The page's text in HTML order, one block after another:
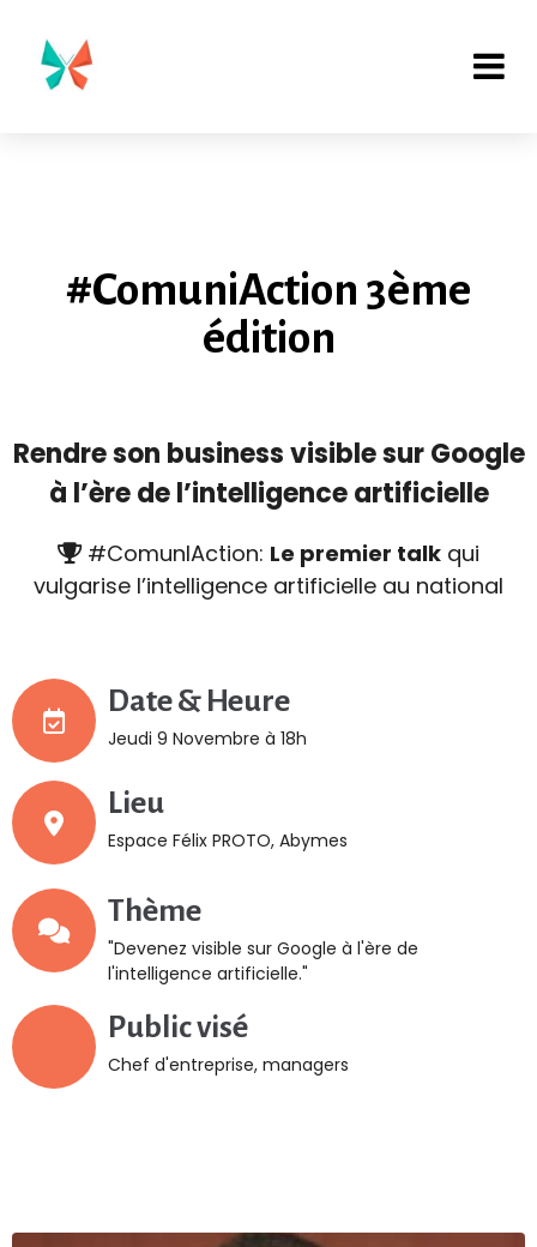
#ComuniAction 3ème
édition
Rendre son business visible sur Google
à l’ère de l’intelligence artificielle
#ComunIAction: Le premier talk qui
vulgarise l’intelligence artificielle au national
Date & Heure
Jeudi 9 Novembre à 18h
Lieu
Espace Félix PROTO, Abymes
Thème
"Devenez visible sur Google à l'ère de
l'intelligence artificielle."
Public visé
Chef d'entreprise, managers